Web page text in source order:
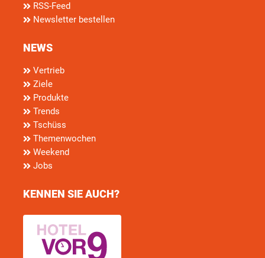
RSS-Feed
Newsletter bestellen
NEWS
Vertrieb
Ziele
Produkte
Trends
Tschüss
Themenwochen
Weekend
Jobs
KENNEN SIE AUCH?